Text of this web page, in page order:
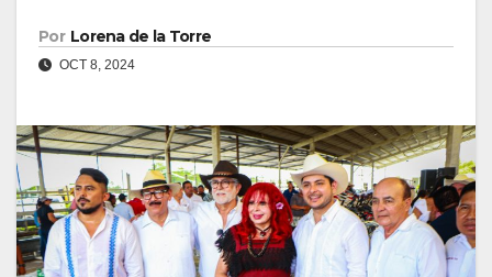
Por Lorena de la Torre
OCT 8, 2024